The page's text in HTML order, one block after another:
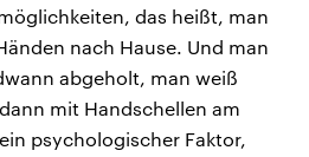
das heißt, man
nach Hause. Und man
abgeholt, man weiß
mit Handschellen am
psychologischer Faktor,